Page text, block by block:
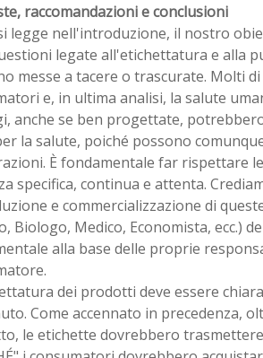
raccomandazioni e conclusioni
legge nell'introduzione, il nostro
legate all'etichettatura e alla
messe a tacere o trascurate. Molti
e, in ultima analisi, la salute
anche se ben progettate,
la salute, poiché possono
È fondamentale far rispettare
specifica, continua e attenta.
e commercializzazione di
Biologo, Medico, Economista, ecc.)
alla base delle proprie
dei prodotti deve essere
Come accennato in precedenza,
le etichette dovrebbero